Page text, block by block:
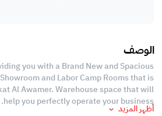
الوصف
you with a Brand New and Spacious
and Labor Camp Rooms that is
Al Awamer. Warehouse space that will
help you perfectly operate your business.
أظهر المزيد